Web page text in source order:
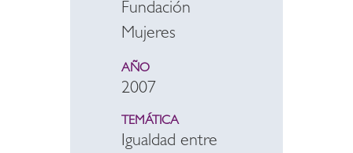
Fundación
Mujeres
AÑO
2007
TEMÁTICA
Igualdad entre